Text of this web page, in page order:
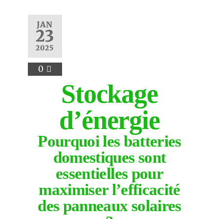
JAN
23
2025
0
Stockage
d’énergie
Pourquoi les batteries
domestiques sont
essentielles pour
maximiser l’efficacité
des panneaux solaires